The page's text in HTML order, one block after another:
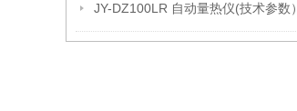
JY-DZ100LR 自动量热仪(技术参数）